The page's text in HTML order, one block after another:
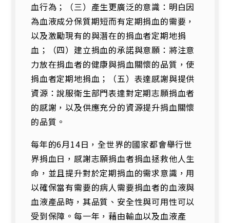
血行為；（三）產生更廣泛的意識：明白因
為血液成分保質期短而有定期捐血的需要，
以及激勵現有的與潛在的捐血者定期地捐
血；（四）建立捐血的承諾與意願：將注意
力放在捐血者的健康與捐血關懷的品質，使
捐血者定期地捐血；（五）表達感謝與提供
資源：說服衛生部門表達對定期志願捐血者
的感謝，以及供應充分的資源提升捐血關懷
的品質。
每年的6月14日，全世界的國家都會舉行世
界捐血日，感謝志願捐血者捐血拯救他人生
命，並且提升對於定期捐血的需求意識，用
以確保當有需要的病人需要捐血者的血液與
血液產品時，其品質、安全性與可用性可以
受到保障。每一年，藉由輸血以及血液產